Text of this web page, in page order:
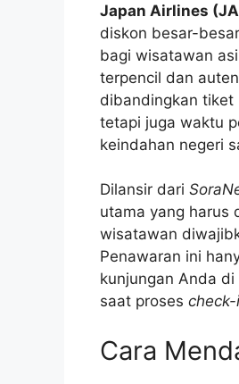
Japan Airlines
diskon besar-
bagi wisatawan
terpencil dan
dibandingkan tiket
tetapi juga waktu
keindahan negeri
Dilansir dari
utama yang harus
wisatawan
Penawaran ini
kunjungan Anda
saat proses check-
Cara